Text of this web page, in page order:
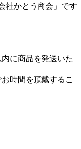
社かとう商会」です
に商品を発送いた
時間を頂戴するこ